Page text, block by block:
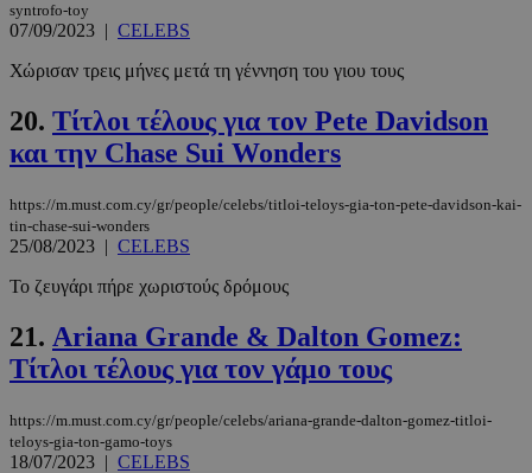
syntrofo-toy
07/09/2023 | CELEBS
Χώρισαν τρεις μήνες μετά τη γέννηση του γιου τους
20. Τίτλοι τέλους για τον Pete Davidson
και την Chase Sui Wonders
https://m.must.com.cy/gr/people/celebs/titloi-teloys-gia-ton-pete-davidson-kai-
tin-chase-sui-wonders
25/08/2023 | CELEBS
Το ζευγάρι πήρε χωριστούς δρόμους
21. Ariana Grande & Dalton Gomez:
Τίτλοι τέλους για τον γάμο τους
https://m.must.com.cy/gr/people/celebs/ariana-grande-dalton-gomez-titloi-
teloys-gia-ton-gamo-toys
18/07/2023 | CELEBS
LangCookie www.must.com.cy
1
CookieScriptConsent